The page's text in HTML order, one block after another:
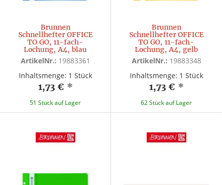
Brunnen
Schnellhefter OFFICE
TO GO, 11-fach-
Lochung, A4, blau
ArtikelNr.: 19883361
Inhaltsmenge: 1 Stück
1,73 € *
51 Stück auf Lager
Brunnen
Schnellhefter OFFICE
TO GO, 11-fach-
Lochung, A4, gelb
ArtikelNr.: 19883348
Inhaltsmenge: 1 Stück
1,73 € *
62 Stück auf Lager